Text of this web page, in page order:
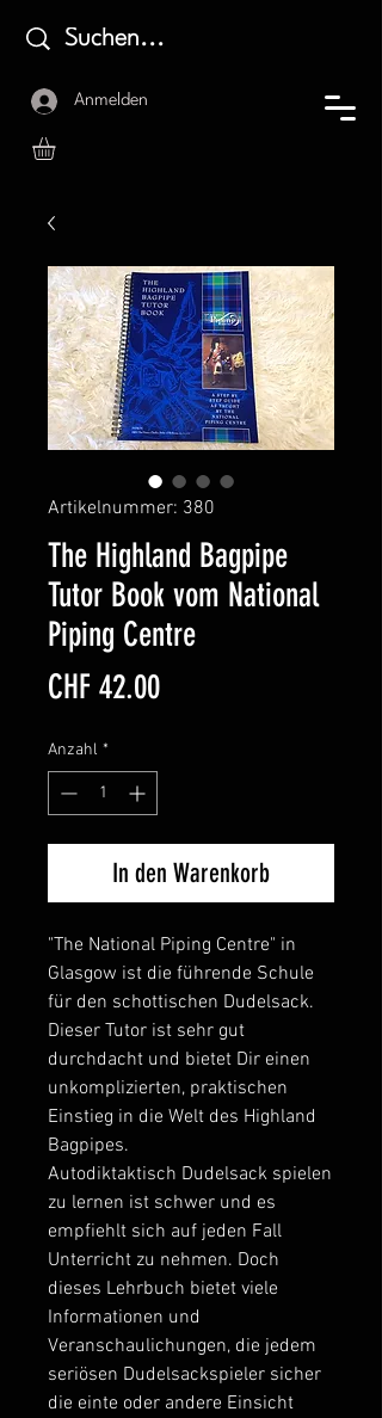
Anmelden
Artikelnummer: 380
The Highland Bagpipe
Tutor Book vom National
Piping Centre
CHF 42.00Preis
Anzahl *
In den Warenkorb
"The National Piping Centre" in
Glasgow ist die führende Schule
für den schottischen Dudelsack.
Dieser Tutor ist sehr gut
durchdacht und bietet Dir einen
unkomplizierten, praktischen
Einstieg in die Welt des Highland
Bagpipes.
Autodiktaktisch Dudelsack spielen
zu lernen ist schwer und es
empfiehlt sich auf jeden Fall
Unterricht zu nehmen. Doch
dieses Lehrbuch bietet viele
Informationen und
Veranschaulichungen, die jedem
seriösen Dudelsackspieler sicher
die einte oder andere Einsicht